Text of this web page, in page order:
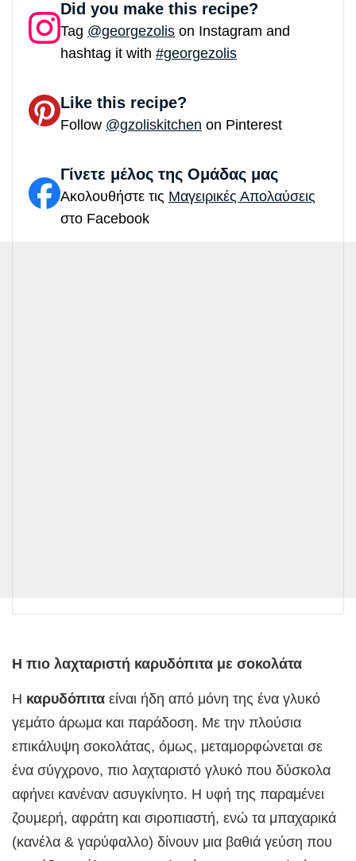
Did you make this recipe?
Tag @georgezolis on Instagram and
hashtag it with #georgezolis
Like this recipe?
Follow @gzoliskitchen on Pinterest
Γίνετε μέλος της Ομάδας μας
Ακολουθήστε τις Μαγειρικές Απολαύσεις
στο Facebook
Η πιο λαχταριστή καρυδόπιτα με σοκολάτα
Η καρυδόπιτα είναι ήδη από μόνη της ένα γλυκό
γεμάτο άρωμα και παράδοση. Με την πλούσια
επικάλυψη σοκολάτας, όμως, μεταμορφώνεται σε
ένα σύγχρονο, πιο λαχταριστό γλυκό που δύσκολα
αφήνει κανέναν ασυγκίνητο. Η υφή της παραμένει
ζουμερή, αφράτη και σιροπιαστή, ενώ τα μπαχαρικά
(κανέλα & γαρύφαλλο) δίνουν μια βαθιά γεύση που